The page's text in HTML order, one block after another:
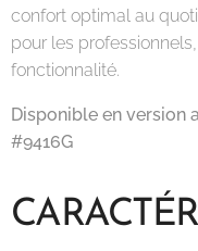
confort optimal au
pour les
fonctionnalité.
Disponible en version
#9416G